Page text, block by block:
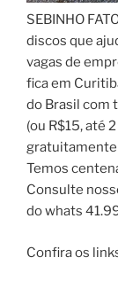
SEBINHO
discos que
vagas de
fica em
do Brasil com
(ou R$15, até
gratuitamente
Temos
Consulte
do whats
Confira os